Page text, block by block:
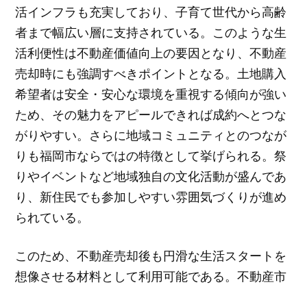
活インフラも充実しており、子育て世代から高齢
者まで幅広い層に支持されている。このような生
活利便性は不動産価値向上の要因となり、不動産
売却時にも強調すべきポイントとなる。土地購入
希望者は安全・安心な環境を重視する傾向が強い
ため、その魅力をアピールできれば成約へとつな
がりやすい。さらに地域コミュニティとのつなが
りも福岡市ならではの特徴として挙げられる。祭
りやイベントなど地域独自の文化活動が盛んであ
り、新住民でも参加しやすい雰囲気づくりが進め
られている。
このため、不動産売却後も円滑な生活スタートを
想像させる材料として利用可能である。不動産市